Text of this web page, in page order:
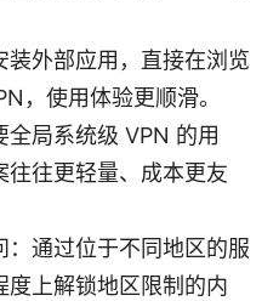
装外部应用，直接在浏览
，使用体验更顺滑。
全局系统级 VPN 的用
往往更轻量、成本更友
：通过位于不同地区的服
度上解锁地区限制的内